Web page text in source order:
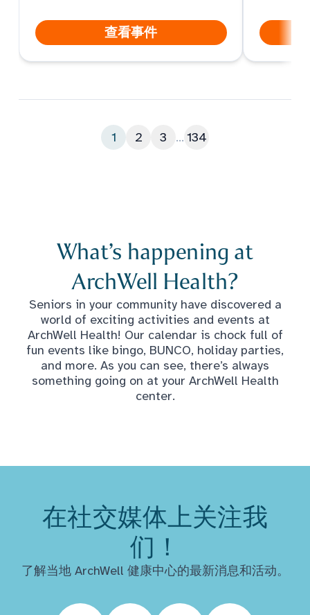
查看事件
1 2 3 ... 134
What’s happening at
ArchWell Health?
Seniors in your community have discovered a
world of exciting activities and events at
ArchWell Health! Our calendar is chock full of
fun events like bingo, BUNCO, holiday parties,
and more. As you can see, there’s always
something going on at your ArchWell Health
center.
在社交媒体上关注我
们！
了解当地 ArchWell 健康中心的最新消息和活动。